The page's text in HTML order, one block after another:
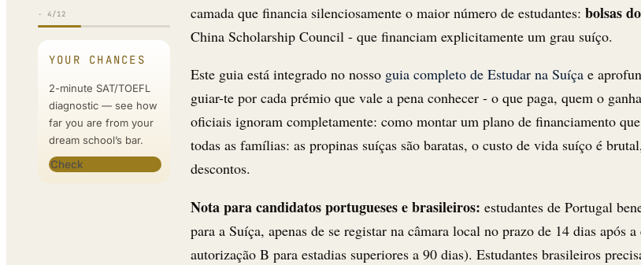
· 4/12
YOUR CHANCES
2-minute SAT/TOEFL
diagnostic — see how
far you are from your
dream school’s bar.
Check
camada que financia silenciosamente o maior número de estudantes: bolsas
China Scholarship Council - que financiam explicitamente um grau suíço.
Este guia está integrado no nosso guia completo de Estudar na Suíça e
guiar-te por cada prémio que vale a pena conhecer - o que paga, quem o
oficiais ignoram completamente: como montar um plano de financiamento
todas as famílias: as propinas suíças são baratas, o custo de vida suíço é
descontos.
Nota para candidatos portugueses e brasileiros: estudantes de Portugal
para a Suíça, apenas de se registar na câmara local no prazo de 14 dias após
autorização B para estadias superiores a 90 dias). Estudantes brasileiros